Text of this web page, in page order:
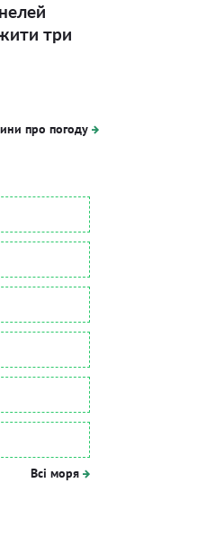
три
про погоду
Всі моря